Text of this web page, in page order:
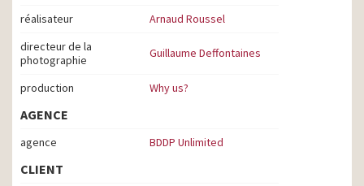
réalisateur
Arnaud Roussel
directeur de la
photographie
Guillaume Deffontaines
production Why us?
AGENCE
agence BDDP Unlimited
CLIENT